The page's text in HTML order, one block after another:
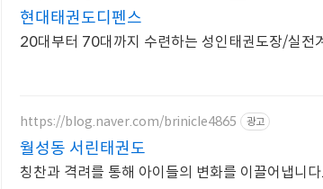
현대태권도디펜스
20대부터 70대까지 수련하는 성인태권도장/실전
https://blog.naver.com/brinicle4865 광고
월성동 서린태권도
칭찬과 격려를 통해 아이들의 변화를 이끌어냅니